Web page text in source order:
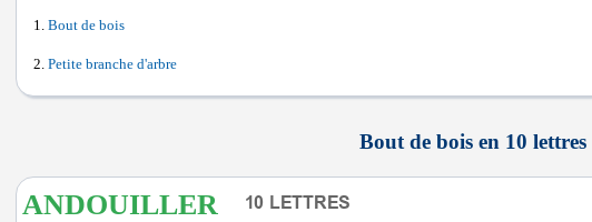
Bout de bois
Petite branche d'arbre
Bout de bois en 10 lettres
ANDOUILLER